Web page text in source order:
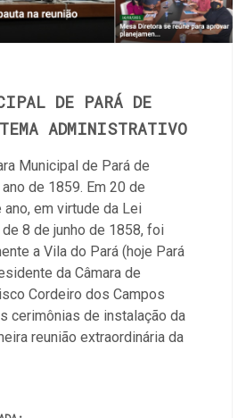
DE PARÁ DE
ADMINISTRATIVO
Municipal de Pará de
de 1859. Em 20 de
em virtude da Lei
de 8 de junho de 1858, foi
a Vila do Pará (hoje Pará
da Câmara de
Cordeiro dos Campos
cerimônias de instalação da
reunião extraordinária da